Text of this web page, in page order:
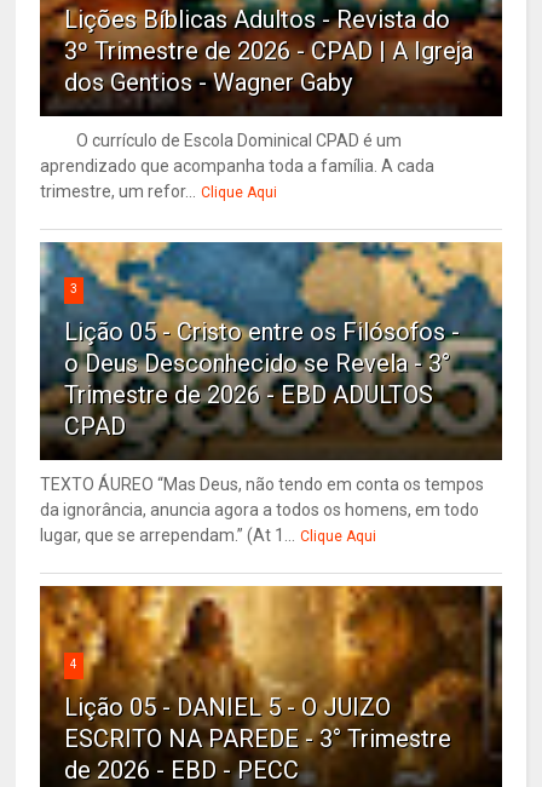
Lições Bíblicas Adultos - Revista do
3º Trimestre de 2026 - CPAD | A Igreja
dos Gentios - Wagner Gaby
O currículo de Escola Dominical CPAD é um
aprendizado que acompanha toda a família. A cada
trimestre, um refor... Clique Aqui
3
Lição 05 - Cristo entre os Filósofos -
o Deus Desconhecido se Revela - 3°
Trimestre de 2026 - EBD ADULTOS
CPAD
TEXTO ÁUREO “Mas Deus, não tendo em conta os tempos
da ignorância, anuncia agora a todos os homens, em todo
lugar, que se arrependam.” (At 1... Clique Aqui
4
Lição 05 - DANIEL 5 - O JUIZO
ESCRITO NA PAREDE - 3° Trimestre
de 2026 - EBD - PECC